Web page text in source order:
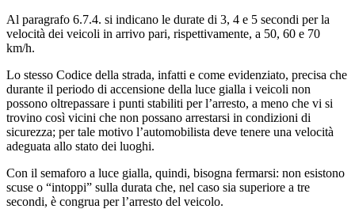
Al paragrafo 6.7.4. si indicano le durate di 3, 4 e 5 secondi per la
velocità dei veicoli in arrivo pari, rispettivamente, a 50, 60 e 70
km/h.
Lo stesso Codice della strada, infatti e come evidenziato, precisa che
durante il periodo di accensione della luce gialla i veicoli non
possono oltrepassare i punti stabiliti per l’arresto, a meno che vi si
trovino così vicini che non possano arrestarsi in condizioni di
sicurezza; per tale motivo l’automobilista deve tenere una velocità
adeguata allo stato dei luoghi.
Con il semaforo a luce gialla, quindi, bisogna fermarsi: non esistono
scuse o “intoppi” sulla durata che, nel caso sia superiore a tre
secondi, è congrua per l’arresto del veicolo.